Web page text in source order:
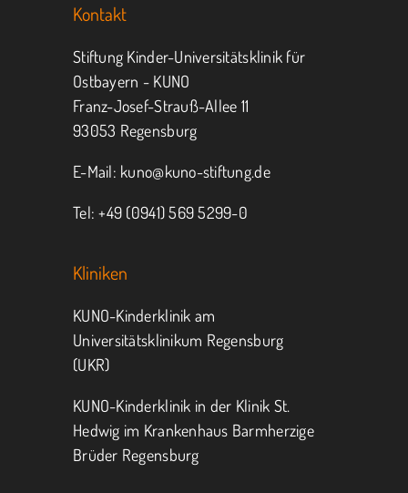
Kontakt
Stiftung Kinder-Universitätsklinik für
Ostbayern - KUNO
Franz-Josef-Strauß-Allee 11
93053 Regensburg
E-Mail: kuno@kuno-stiftung.de
Tel: +49 (0941) 569 5299-0
Kliniken
KUNO-Kinderklinik am
Universitätsklinikum Regensburg
(UKR)
KUNO-Kinderklinik in der Klinik St.
Hedwig im Krankenhaus Barmherzige
Brüder Regensburg